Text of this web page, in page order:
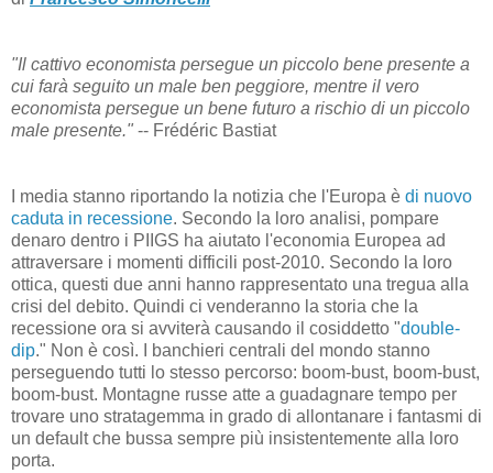
"Il cattivo economista persegue un piccolo bene presente a
cui farà seguito un male ben peggiore, mentre il vero
economista persegue un bene futuro a rischio di un piccolo
male presente." -- Frédéric Bastiat
I media stanno riportando la notizia che l'Europa è di nuovo
caduta in recessione. Secondo la loro analisi, pompare
denaro dentro i PIIGS ha aiutato l'economia Europea ad
attraversare i momenti difficili post-2010. Secondo la loro
ottica, questi due anni hanno rappresentato una tregua alla
crisi del debito. Quindi ci venderanno la storia che la
recessione ora si avviterà causando il cosiddetto "double-
dip." Non è così. I banchieri centrali del mondo stanno
perseguendo tutti lo stesso percorso: boom-bust, boom-bust,
boom-bust. Montagne russe atte a guadagnare tempo per
trovare uno stratagemma in grado di allontanare i fantasmi di
un default che bussa sempre più insistentemente alla loro
porta.